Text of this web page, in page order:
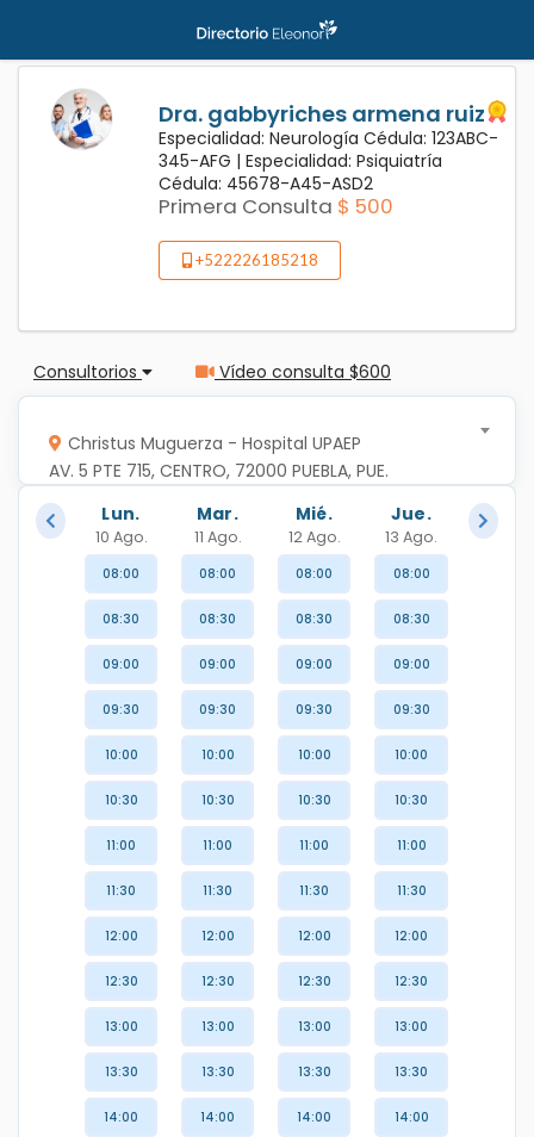
Dra. gabbyriches armena ruiz
Especialidad: Neurología Cédula: 123ABC-
345-AFG | Especialidad: Psiquiatría
Cédula: 45678-A45-ASD2
Primera Consulta $ 500
+522226185218
Consultorios Vídeo consulta $600
Christus Muguerza - Hospital UPAEP
AV. 5 PTE 715, CENTRO, 72000 PUEBLA, PUE.
Lun.
10 Ago.
Mar.
11 Ago.
Mié.
12 Ago.
Jue.
13 Ago.
08:00
08:30
09:00
09:30
10:00
10:30
11:00
11:30
12:00
12:30
13:00
13:30
14:00
08:00
08:30
09:00
09:30
10:00
10:30
11:00
11:30
12:00
12:30
13:00
13:30
14:00
08:00
08:30
09:00
09:30
10:00
10:30
11:00
11:30
12:00
12:30
13:00
13:30
14:00
08:00
08:30
09:00
09:30
10:00
10:30
11:00
11:30
12:00
12:30
13:00
13:30
14:00